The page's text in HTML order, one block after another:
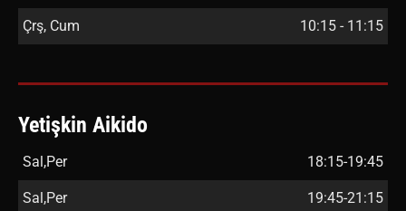
Çrş, Cum 10:15 - 11:15
Yetişkin Aikido
Sal,Per 18:15-19:45
Sal,Per 19:45-21:15